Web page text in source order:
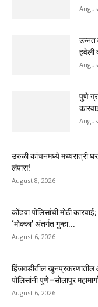
उन्नत
हवेली
पुणे
उरुळी कांचनमध्ये मध्यरात्री
लंपास!
August 8, 2026
कोंढवा पोलिसांची मोठी
‘मोक्का’ अंतर्गत गुन्हा...
August 6, 2026
हिंजवडीतील खूनप्रकरणातील
पोलिसांनी पुणे–सोलापूर
August 6, 2026